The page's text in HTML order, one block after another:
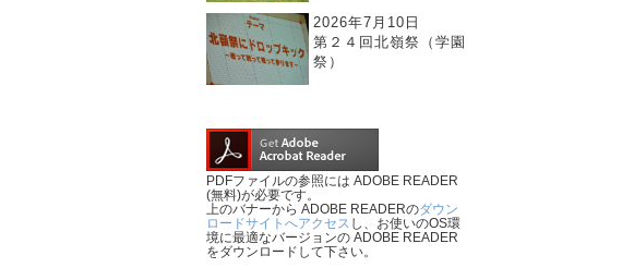
2026年7月10日
第２４回北嶺祭（学園
祭）
PDFファイルの参照には ADOBE READER
(無料)が必要です。
上のバナーから ADOBE READERのダウン
ロードサイトへアクセス し、お使いのOS環
境に最適なバージョンの ADOBE READER
をダウンロードして下さい。